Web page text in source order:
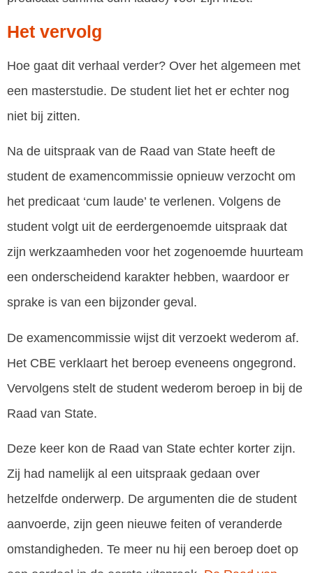
Het vervolg
Hoe gaat dit verhaal verder? Over het algemeen met
een masterstudie. De student liet het er echter nog
niet bij zitten.
Na de uitspraak van de Raad van State heeft de
student de examencommissie opnieuw verzocht om
het predicaat ‘cum laude’ te verlenen. Volgens de
student volgt uit de eerdergenoemde uitspraak dat
zijn werkzaamheden voor het zogenoemde huurteam
een onderscheidend karakter hebben, waardoor er
sprake is van een bijzonder geval.
De examencommissie wijst dit verzoekt wederom af.
Het CBE verklaart het beroep eveneens ongegrond.
Vervolgens stelt de student wederom beroep in bij de
Raad van State.
Deze keer kon de Raad van State echter korter zijn.
Zij had namelijk al een uitspraak gedaan over
hetzelfde onderwerp. De argumenten die de student
aanvoerde, zijn geen nieuwe feiten of veranderde
omstandigheden. Te meer nu hij een beroep doet op